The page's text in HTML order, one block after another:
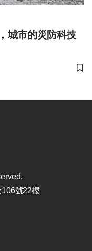
城市的災防科技
儲
106號22樓